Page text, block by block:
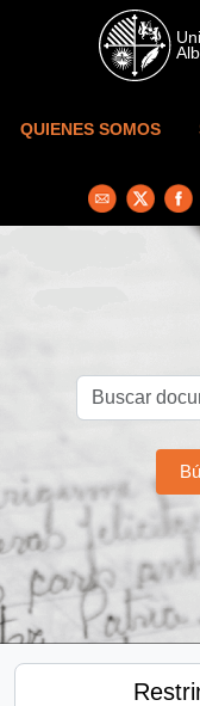
Skip to main content
QUIENES SOMOS